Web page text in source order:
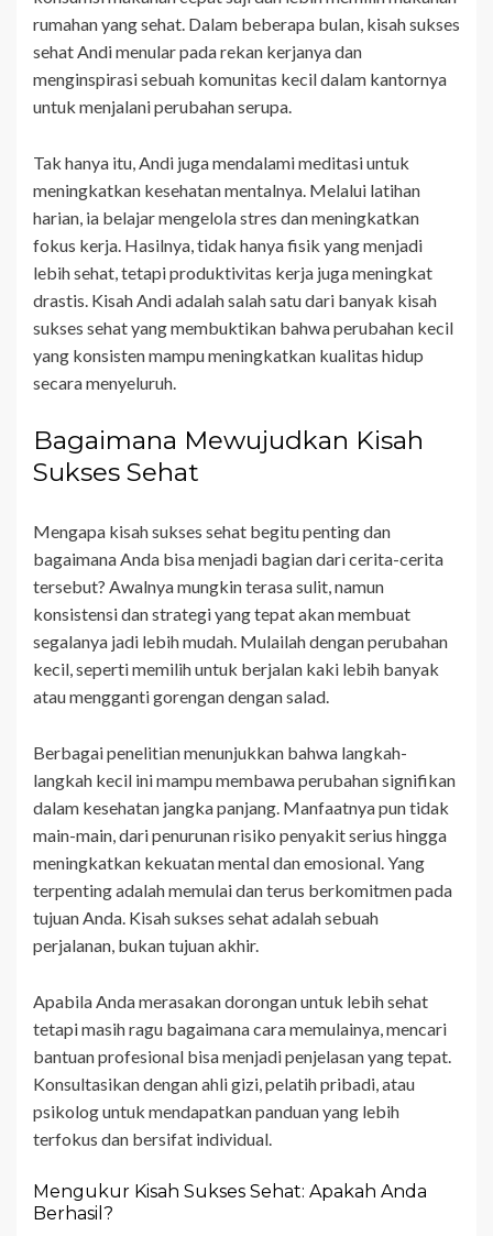
rumahan yang sehat. Dalam beberapa bulan, kisah sukses
sehat Andi menular pada rekan kerjanya dan
menginspirasi sebuah komunitas kecil dalam kantornya
untuk menjalani perubahan serupa.
Tak hanya itu, Andi juga mendalami meditasi untuk
meningkatkan kesehatan mentalnya. Melalui latihan
harian, ia belajar mengelola stres dan meningkatkan
fokus kerja. Hasilnya, tidak hanya fisik yang menjadi
lebih sehat, tetapi produktivitas kerja juga meningkat
drastis. Kisah Andi adalah salah satu dari banyak kisah
sukses sehat yang membuktikan bahwa perubahan kecil
yang konsisten mampu meningkatkan kualitas hidup
secara menyeluruh.
Bagaimana Mewujudkan Kisah
Sukses Sehat
Mengapa kisah sukses sehat begitu penting dan
bagaimana Anda bisa menjadi bagian dari cerita-cerita
tersebut? Awalnya mungkin terasa sulit, namun
konsistensi dan strategi yang tepat akan membuat
segalanya jadi lebih mudah. Mulailah dengan perubahan
kecil, seperti memilih untuk berjalan kaki lebih banyak
atau mengganti gorengan dengan salad.
Berbagai penelitian menunjukkan bahwa langkah-
langkah kecil ini mampu membawa perubahan signifikan
dalam kesehatan jangka panjang. Manfaatnya pun tidak
main-main, dari penurunan risiko penyakit serius hingga
meningkatkan kekuatan mental dan emosional. Yang
terpenting adalah memulai dan terus berkomitmen pada
tujuan Anda. Kisah sukses sehat adalah sebuah
perjalanan, bukan tujuan akhir.
Apabila Anda merasakan dorongan untuk lebih sehat
tetapi masih ragu bagaimana cara memulainya, mencari
bantuan profesional bisa menjadi penjelasan yang tepat.
Konsultasikan dengan ahli gizi, pelatih pribadi, atau
psikolog untuk mendapatkan panduan yang lebih
terfokus dan bersifat individual.
Mengukur Kisah Sukses Sehat: Apakah Anda
Berhasil?